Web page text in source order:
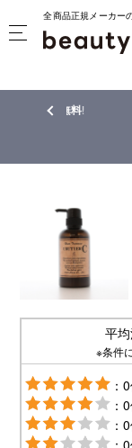
全商品正規メーカー
! 【重
平均
※条件
：
：
：
：